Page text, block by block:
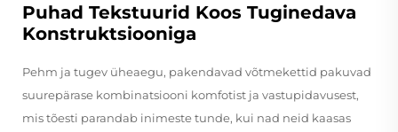
Puhad Tekstuurid Koos Tuginedava
Konstruktsiooniga
Pehm ja tugev üheaegu, pakendavad võtmekettid pakuvad
suurepärase kombinatsiooni komfotist ja vastupidavusest,
mis tõesti parandab inimeste tunde, kui nad neid kaasas